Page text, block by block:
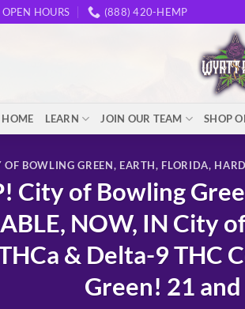
OPEN HOURS (888) 420-HEMP
HOME LEARN JOIN OUR TEAM SHOP
OF BOWLING GREEN, EARTH, FLORIDA,
City of Bowling
NOW, IN City
& Delta-9
Green! 21 and